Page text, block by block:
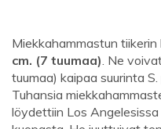
Miekkahammastun
cm. (7 tuumaa). Ne
tuumaa) kaipaa suurinta
Tuhansia
löydettiin Los